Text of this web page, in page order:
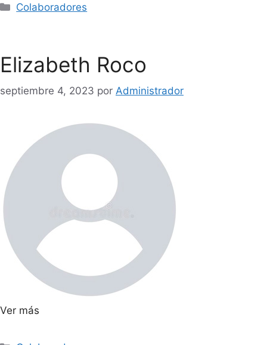
Colaboradores
Elizabeth Roco
septiembre 4, 2023 por Administrador
Ver más